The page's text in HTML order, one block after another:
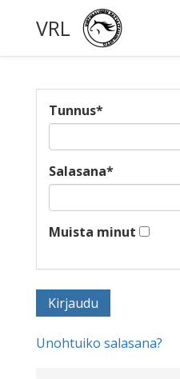
VRL
Tunnus*
Salasana*
Muista minut
Unohtuiko salasana?